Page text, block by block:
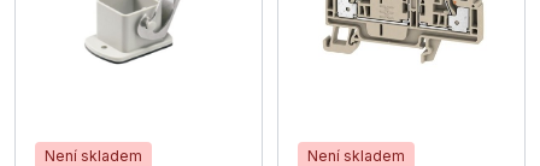
Není skladem Není skladem